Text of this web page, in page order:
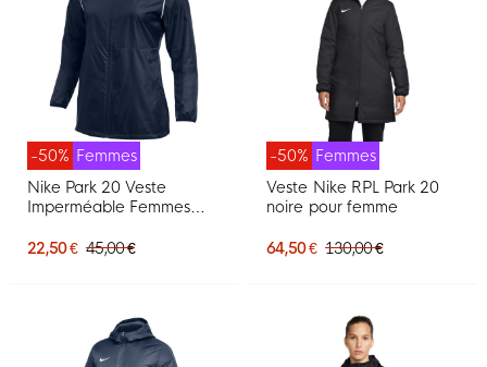
-50% Femmes
Nike Park 20 Veste
Imperméable Femmes
22,50 € 45,00 €
-50% Femmes
Veste Nike RPL Park 20
noire pour femme
64,50 € 130,00 €